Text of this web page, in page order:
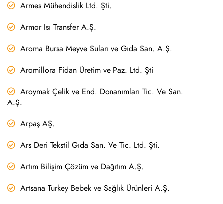
Armes Mühendislik Ltd. Şti.
Armor Isı Transfer A.Ş.
Aroma Bursa Meyve Suları ve Gıda San. A.Ş.
Aromillora Fidan Üretim ve Paz. Ltd. Şti
Aroymak Çelik ve End. Donanımları Tic. Ve San.
A.Ş.
Arpaş AŞ.
Ars Deri Tekstil Gıda San. Ve Tic. Ltd. Şti.
Artım Bilişim Çözüm ve Dağıtım A.Ş.
Artsana Turkey Bebek ve Sağlık Ürünleri A.Ş.